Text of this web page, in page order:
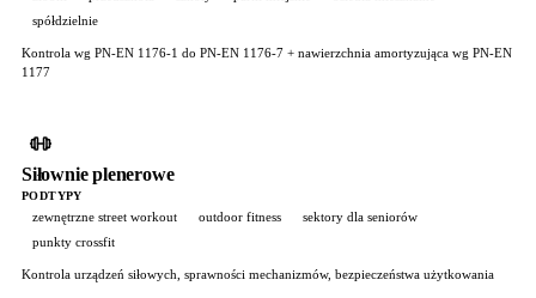
spółdzielnie
Kontrola wg PN-EN 1176-1 do PN-EN 1176-7 + nawierzchnia amortyzująca wg PN-EN
1177
Siłownie plenerowe
PODTYPY
zewnętrzne street workout outdoor fitness
sektory dla seniorów
punkty crossfit
Kontrola urządzeń siłowych, sprawności mechanizmów, bezpieczeństwa użytkowania